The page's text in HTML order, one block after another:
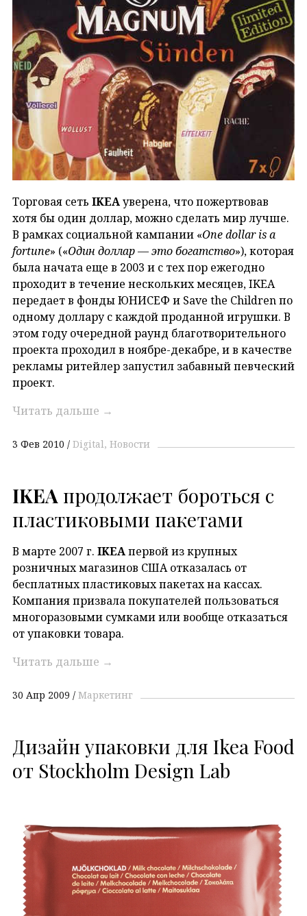
Торговая сеть IKEAуверена, что пожертвовав
хотя бы один доллар, можно сделать мир лучше.
В рамках социальной кампании «One dollar is a
fortune» («Один доллар — это богатство»), которая
была начата еще в 2003 и с тех пор ежегодно
проходит в течение нескольких месяцев, IKEA
передает в фонды ЮНИСЕФ и Save the Children по
одному доллару с каждой проданной игрушки. В
этом году очередной раунд благотворительного
проекта проходил в ноябре-декабре, и в качестве
рекламы ритейлер запустил забавный певческий
проект.
Читать дальше →
3 Фев 2010 Digital Новости
IKEA продолжает бороться с
пластиковыми пакетами
В марте 2007 г. IKEAпервой из крупных
розничных магазинов США отказалась от
бесплатных пластиковых пакетах на кассах.
Компания призвала покупателей пользоваться
многоразовыми сумками или вообще отказаться
от упаковки товара.
Читать дальше →
30 Апр 2009 Маркетинг
Дизайн упаковки для Ikea Food
от Stockholm Design Lab